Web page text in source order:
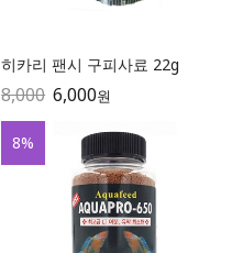
히카리 팬시 구피사료 22g
8,000 6,000원
8%